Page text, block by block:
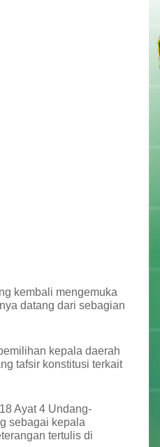
kembali mengemuka
datang dari sebagian
kepala daerah
tafsir konstitusi terkait
Ayat 4 Undang-
sebagai kepala
tertulis di